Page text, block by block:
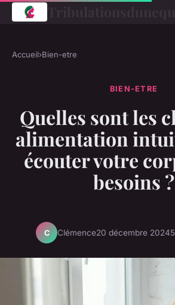
Accueil›Bien-etre
BIEN-ETRE
Quelles sont les
alimentation
écouter votre
besoins ?
C Clémence20 décembre 2024